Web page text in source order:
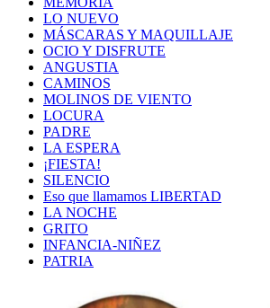
LO NUEVO
MÁSCARAS Y MAQUILLAJE
OCIO Y DISFRUTE
ANGUSTIA
CAMINOS
MOLINOS DE VIENTO
LOCURA
PADRE
LA ESPERA
¡FIESTA!
SILENCIO
Eso que llamamos LIBERTAD
LA NOCHE
GRITO
INFANCIA-NIÑEZ
PATRIA